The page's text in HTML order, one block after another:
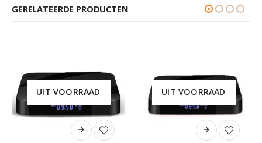
GERELATEERDE PRODUCTEN
UIT VOORRAAD UIT VOORRAAD